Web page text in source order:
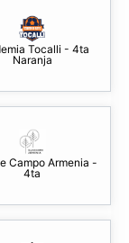
Tocalli - 4ta
Naranja
Campo Armenia -
4ta